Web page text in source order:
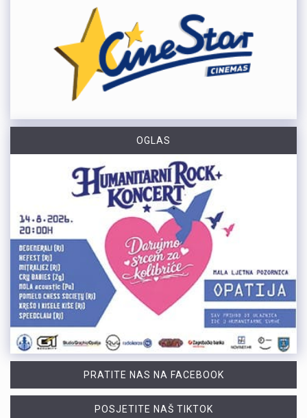
OGLAS
PRATITE NAS NA FACEBOOK
POSJETITE NAŠ TIKTOK